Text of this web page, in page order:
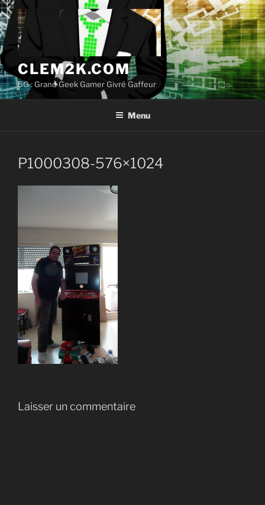
Aller
au
contenu
principal
CLEM2K.COM
5G : Grand Geek Gamer Givré Gaffeur
Menu
P1000308-576×1024
Laisser un commentaire